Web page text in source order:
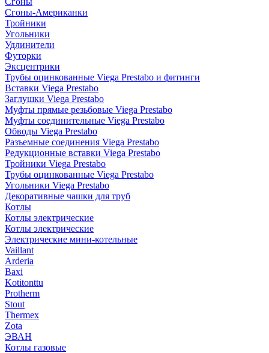
Сгоны-Американки
Тройники
Угольники
Удлинители
Футорки
Эксцентрики
Трубы оцинкованные Viega Prestabo и фитинги
Вставки Viega Prestabo
Заглушки Viega Prestabo
Муфты прямые резьбовые Viega Prestabo
Муфты соединительные Viega Prestabo
Обводы Viega Prestabo
Разъемные соединения Viega Prestabo
Редукционные вставки Viega Prestabo
Тройники Viega Prestabo
Трубы оцинкованные Viega Prestabo
Угольники Viega Prestabo
Декоративные чашки для труб
Котлы
Котлы электрические
Котлы электрические
Электрические мини-котельные
Vaillant
Arderia
Baxi
Kotitonttu
Protherm
Stout
Thermex
Zota
ЭВАН
Котлы газовые